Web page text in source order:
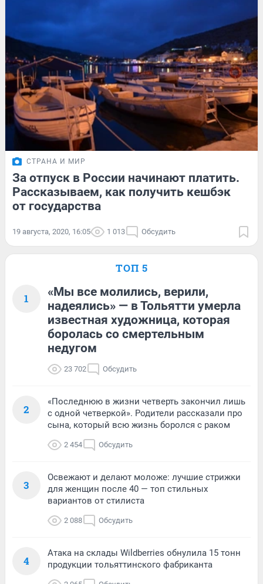
СТРАНА И МИР
За отпуск в России начинают платить.
Рассказываем, как получить кешбэк
от государства
19 августа, 2020, 16:05 1 013 Обсудить
ТОП 5
1
«Мы все молились, верили,
надеялись» — в Тольятти умерла
известная художница, которая
боролась со смертельным
недугом
23 702 Обсудить
2
«Последнюю в жизни четверть закончил лишь
с одной четверкой». Родители рассказали про
сына, который всю жизнь боролся с раком
2 454 Обсудить
3
Освежают и делают моложе: лучшие стрижки
для женщин после 40 — топ стильных
вариантов от стилиста
2 088 Обсудить
4
Атака на склады Wildberries обнулила 15 тонн
продукции тольяттинского фабриканта